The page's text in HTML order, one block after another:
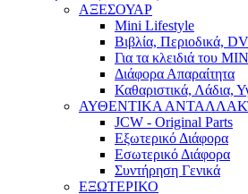
ΑΞΕΣΟΥΑΡ
Mini Lifestyle
Βιβλία, Περιοδικά,
Για τα κλειδιά του
Διάφορα Απαραίτητα
Καθαριστικά, Λάδια,
ΑΥΘΕΝΤΙΚΑ
JCW - Original Parts
Εξωτερικό Διάφορα
Εσωτερικό Διάφορα
Συντήρηση Γενικά
ΕΞΩΤΕΡΙΚΟ